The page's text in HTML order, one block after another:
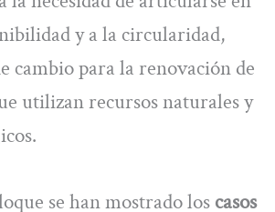
y a la circularidad,
cambio para la renovación de
utilizan recursos naturales y
se han mostrado los casos